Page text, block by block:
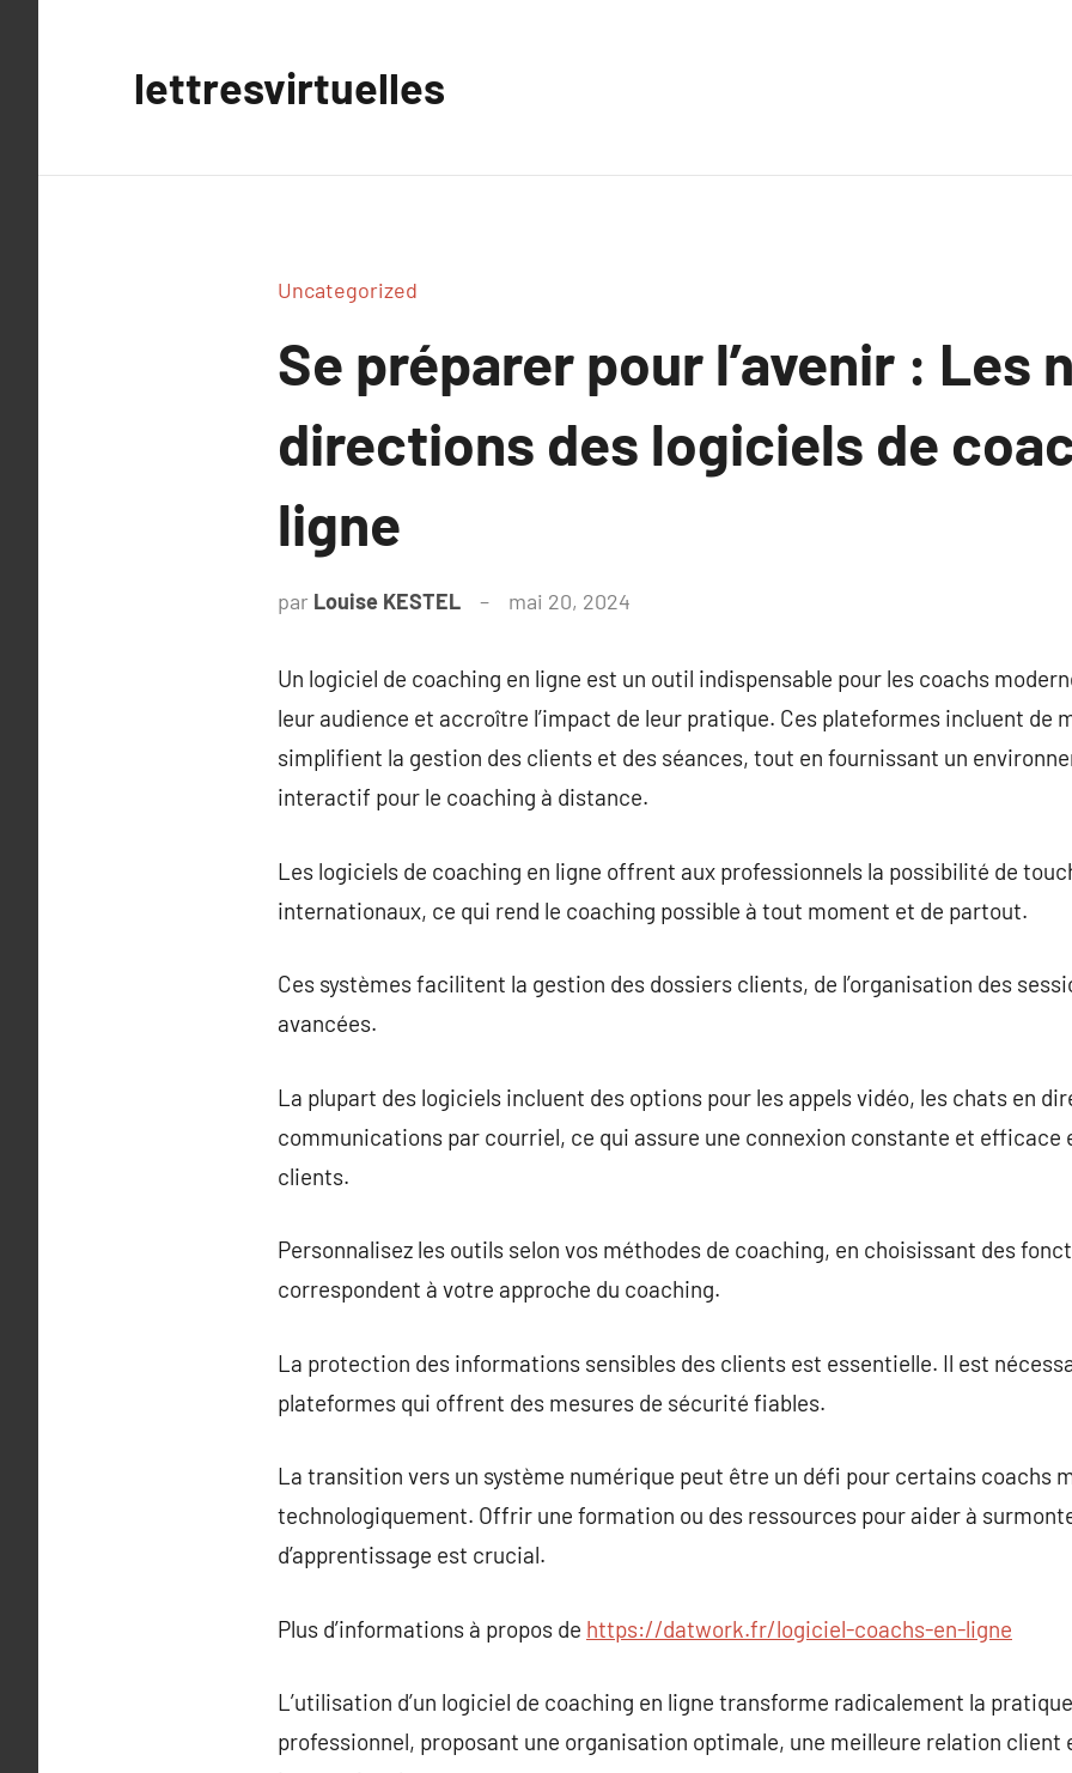
lettresvirtuelles
Uncategorized
Se préparer pour l’avenir : Les
directions des logiciels de
ligne
par Louise KESTEL mai 20, 2024
Un logiciel de coaching en ligne est un outil indispensable pour les coachs
leur audience et accroître l’impact de leur pratique. Ces plateformes incluent de
simplifient la gestion des clients et des séances, tout en fournissant un
interactif pour le coaching à distance.
Les logiciels de coaching en ligne offrent aux professionnels la possibilité de
internationaux, ce qui rend le coaching possible à tout moment et de partout.
Ces systèmes facilitent la gestion des dossiers clients, de l’organisation des
avancées.
La plupart des logiciels incluent des options pour les appels vidéo, les chats en
communications par courriel, ce qui assure une connexion constante et efficace
clients.
Personnalisez les outils selon vos méthodes de coaching, en choisissant des
correspondent à votre approche du coaching.
La protection des informations sensibles des clients est essentielle. Il est
plateformes qui offrent des mesures de sécurité fiables.
La transition vers un système numérique peut être un défi pour certains coachs
technologiquement. Offrir une formation ou des ressources pour aider à
d’apprentissage est crucial.
Plus d’informations à propos de https://datwork.fr/logiciel-coachs-en-ligne
L’utilisation d’un logiciel de coaching en ligne transforme radicalement la
professionnel, proposant une organisation optimale, une meilleure relation client